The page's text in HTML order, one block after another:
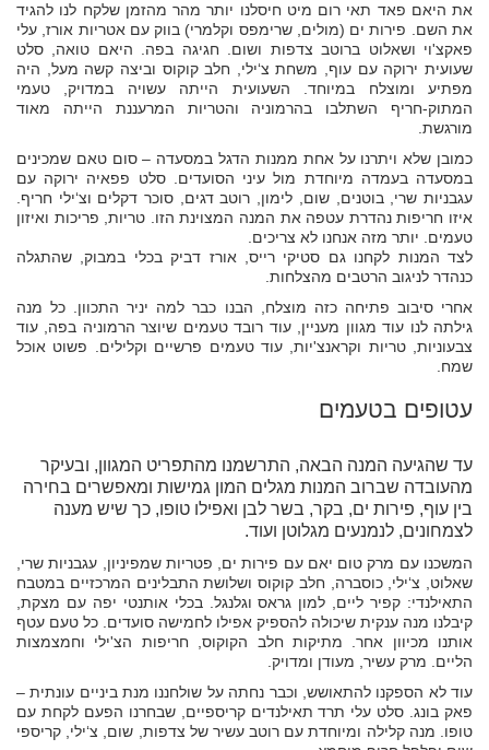
את היאם פאד תאי רום מיט חיסלנו יותר מהר מהזמן שלקח לנו להגיד
את השם. פירות ים (מולים, שרימפס וקלמרי) בווק עם אטריות אורז, עלי
פאקצ'וי ושאלוט ברוטב צדפות ושום. חגיגה בפה. היאם טואה, סלט
שעועית ירוקה עם עוף, משחת צ‘ילי, חלב קוקוס וביצה קשה מעל, היה
מפתיע ומוצלח במיוחד. השעועית הייתה עשויה במדויק, טעמי
המתוק-חריף השתלבו בהרמוניה והטריות המרעננת הייתה מאוד
מורגשת.
כמובן שלא ויתרנו על אחת ממנות הדגל במסעדה – סום טאם שמכינים
במסעדה בעמדה מיוחדת מול עיני הסועדים. סלט פפאיה ירוקה עם
עגבניות שרי, בוטנים, שום, לימון, רוטב דגים, סוכר דקלים וצ‘ילי חריף.
איזו חריפות נהדרת עטפה את המנה המצוינת הזו. טריות, פריכות ואיזון
טעמים. יותר מזה אנחנו לא צריכים.
לצד המנות לקחנו גם סטיקי רייס, אורז דביק בכלי במבוק, שהתגלה
כנהדר לניגוב הרטבים מהצלחות.
אחרי סיבוב פתיחה כזה מוצלח, הבנו כבר למה יניר התכוון. כל מנה
גילתה לנו עוד מגוון מעניין, עוד רובד טעמים שיוצר הרמוניה בפה, עוד
צבעוניות, טריות וקראנצ'יות, עוד טעמים פרשיים וקלילים. פשוט אוכל
שמח.
עטופים בטעמים
עד שהגיעה המנה הבאה, התרשמנו מהתפריט המגוון, ובעיקר
מהעובדה שברוב המנות מגלים המון גמישות ומאפשרים בחירה
בין עוף, פירות ים, בקר, בשר לבן ואפילו טופו, כך שיש מענה
לצמחונים, לנמנעים מגלוטן ועוד.
המשכנו עם מרק טום יאם עם פירות ים, פטריות שמפיניון, עגבניות שרי,
שאלוט, צ‘ילי, כוסברה, חלב קוקוס ושלושת התבלינים המרכזיים במטבח
התאילנדי: קפיר ליים, למון גראס וגלנגל. בכלי אותנטי יפה עם מצקת,
קיבלנו מנה ענקית שיכולה להספיק אפילו לחמישה סועדים. כל טעם עטף
אותנו מכיוון אחר. מתיקות חלב הקוקוס, חריפות הצ'ילי וחמצמצות
הליים. מרק עשיר, מעודן ומדויק.
עוד לא הספקנו להתאושש, וכבר נחתה על שולחננו מנת ביניים עונתית –
פאק בונג. סלט עלי תרד תאילנדים קריספיים, שבחרנו הפעם לקחת עם
טופו. מנה קלילה ומיוחדת עם רוטב עשיר של צדפות, שום, צ‘ילי, קריספי